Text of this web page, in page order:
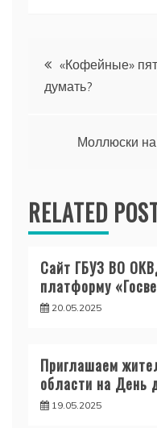
Навигация
по
записям
«Кофейные»
думать?
Моллюски на
RELATED
Сайт ГБУЗ ВО
платформу
20.05.2025
Приглашаем
области на День
19.05.2025